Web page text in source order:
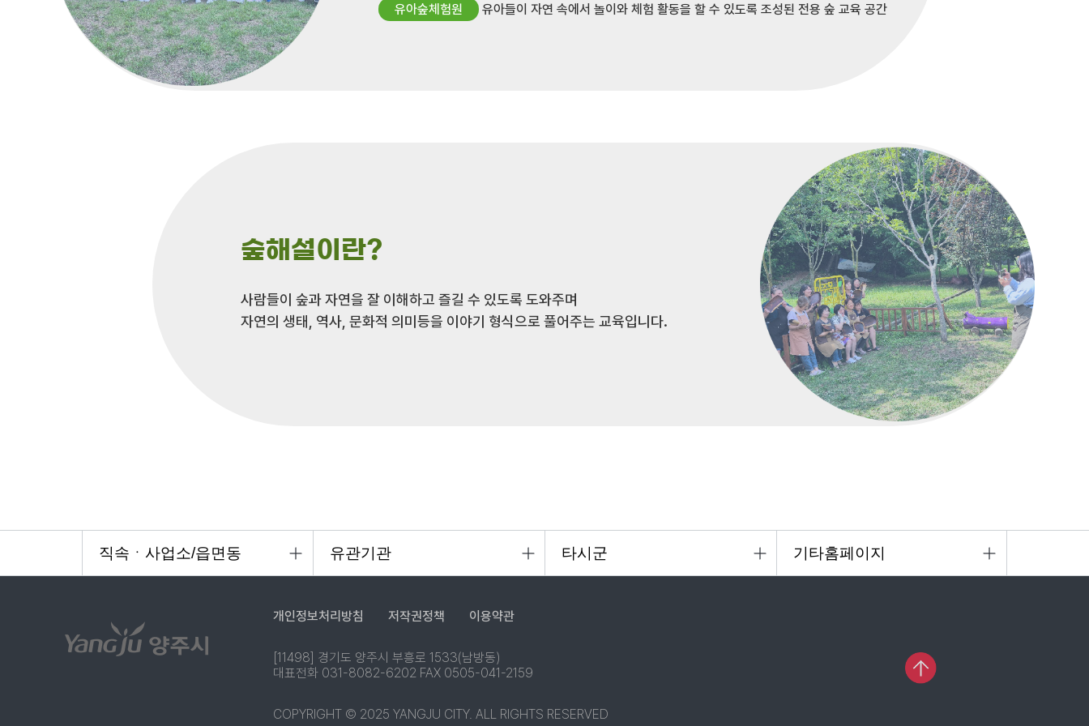
유아숲체험원 유아들이 자연 속에서 놀이와 체험 활동을 할 수 있도록 조성된 전용 숲 교육 공간
숲해설이란?
사람들이 숲과 자연을 잘 이해하고 즐길 수 있도록 도와주며
자연의 생태, 역사, 문화적 의미등을 이야기 형식으로 풀어주는 교육입니다.
개인정보처리방침 저작권정책 이용약관
[11498] 경기도 양주시 부흥로 1533(남방동)
대표전화 031-8082-6202 FAX 0505-041-2159
COPYRIGHT © 2025 YANGJU CITY. ALL RIGHTS RESERVED